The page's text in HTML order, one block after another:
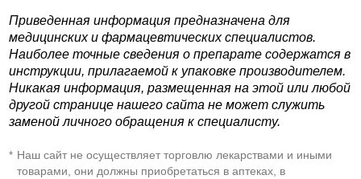
Приведенная информация предназначена для
медицинских и фармацевтических специалистов.
Наиболее точные сведения о препарате содержатся в
инструкции, прилагаемой к упаковке производителем.
Никакая информация, размещенная на этой или любой
другой странице нашего сайта не может служить
заменой личного обращения к специалисту.
* Наш сайт не осуществляет торговлю лекарствами и иными
товарами, они должны приобретаться в аптеках, в